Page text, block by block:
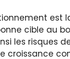
est
cible au
les risques
croissance